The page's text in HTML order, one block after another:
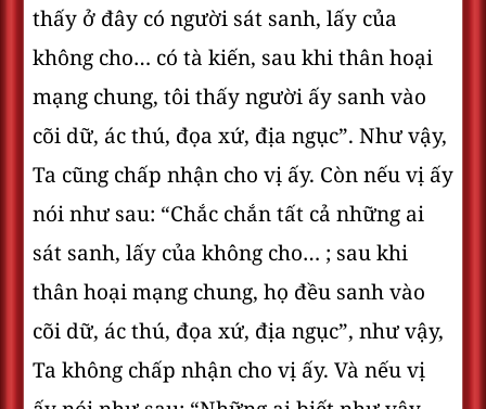
thấy ở đây có người sát sanh, lấy của
không cho… có tà kiến, sau khi thân hoại
mạng chung, tôi thấy người ấy sanh vào
cõi dữ, ác thú, đọa xứ, địa ngục”. Như vậy,
Ta cũng chấp nhận cho vị ấy. Còn nếu vị ấy
nói như sau: “Chắc chắn tất cả những ai
sát sanh, lấy của không cho… ; sau khi
thân hoại mạng chung, họ đều sanh vào
cõi dữ, ác thú, đọa xứ, địa ngục”, như vậy,
Ta không chấp nhận cho vị ấy. Và nếu vị